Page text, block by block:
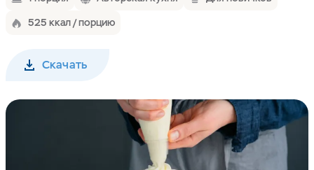
525 ккал / порцию
Скачать